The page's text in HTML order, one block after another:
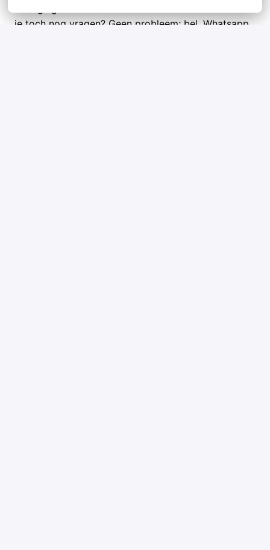
je toch nog vragen? Geen probleem; bel, Whatsapp